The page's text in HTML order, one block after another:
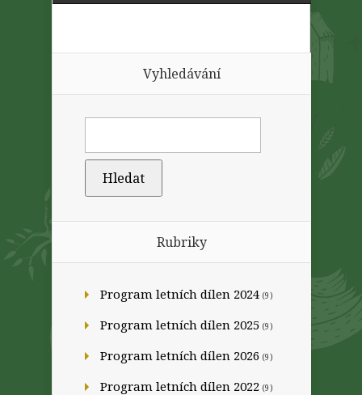
Vyhledávání
Rubriky
Program letních dílen 2024 (9)
Program letních dílen 2025 (9)
Program letních dílen 2026 (9)
Program letních dílen 2022 (9)